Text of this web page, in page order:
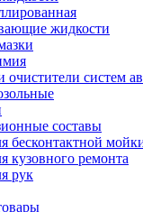
жидкости
систем
составы
бесконтактной
кузовного ремонта
рук